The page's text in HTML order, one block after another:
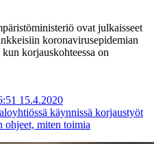
ovat julkaisseet
koronavirusepidemian
korjauskohteessa on
15.4.2020
käynnissä korjaustyöt
ohjeet, miten toimia